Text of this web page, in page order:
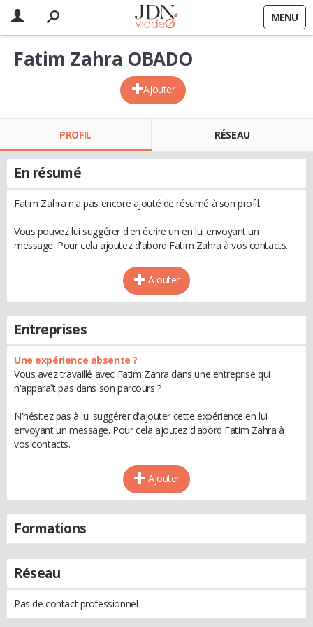
MENU
Ajouter
Fatim Zahra OBADO
PROFIL RÉSEAU
En résumé
Fatim Zahra n'a pas encore ajouté de résumé à son profil.
Vous pouvez lui suggérer d'en écrire un en lui envoyant un
message. Pour cela ajoutez d'abord Fatim Zahra à vos contacts.
Ajouter
Entreprises
Une expérience absente ?
Vous avez travaillé avec Fatim Zahra dans une entreprise qui
n'apparaît pas dans son parcours ?
N'hésitez pas à lui suggérer d'ajouter cette expérience en lui
envoyant un message. Pour cela ajoutez d'abord Fatim Zahra à
vos contacts.
Ajouter
Formations
Réseau
Pas de contact professionnel